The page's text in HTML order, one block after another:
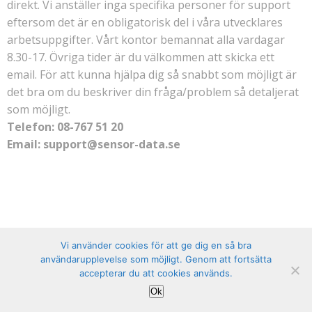
direkt. Vi anställer inga specifika personer för support
eftersom det är en obligatorisk del i våra utvecklares
arbetsuppgifter. Vårt kontor bemannat alla vardagar
8.30-17. Övriga tider är du välkommen att skicka ett
email. För att kunna hjälpa dig så snabbt som möjligt är
det bra om du beskriver din fråga/problem så detaljerat
som möjligt.
Telefon: 08-767 51 20
Email: support@sensor-data.se
Vi använder cookies för att ge dig en så bra
användarupplevelse som möjligt. Genom att fortsätta
accepterar du att cookies används.
Ok